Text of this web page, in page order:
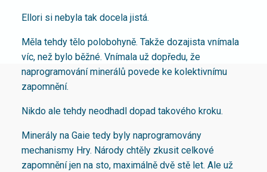
Ellori si nebyla tak docela jistá.
Měla tehdy tělo polobohyně. Takže dozajista vnímala
víc, než bylo běžné. Vnímala už dopředu, že
naprogramování minerálů povede ke kolektivnímu
zapomnění.
Nikdo ale tehdy neodhadl dopad takového kroku.
Minerály na Gaie tedy byly naprogramovány
mechanismy Hry. Národy chtěly zkusit celkové
zapomnění jen na sto, maximálně dvě stě let. Ale už